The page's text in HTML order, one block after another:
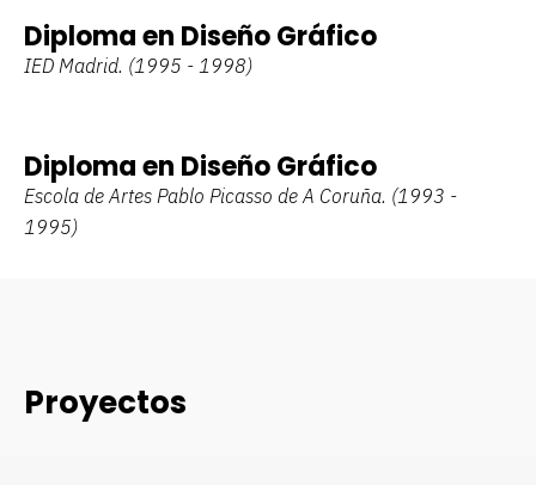
Diploma en Diseño Gráfico
IED Madrid. (1995 - 1998)
Diploma en Diseño Gráfico
Escola de Artes Pablo Picasso de A Coruña. (1993 -
1995)
Proyectos